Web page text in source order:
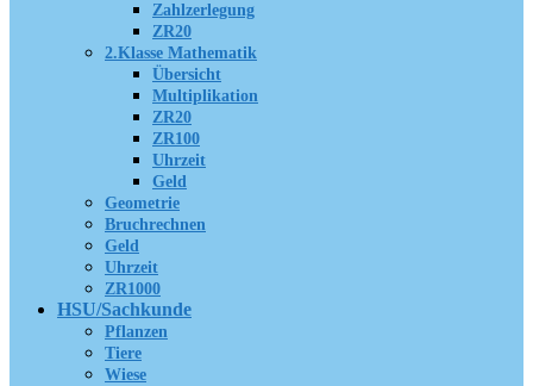
Zahlzerlegung
ZR20
2.Klasse Mathematik
Übersicht
Multiplikation
ZR20
ZR100
Uhrzeit
Geld
Geometrie
Bruchrechnen
Geld
Uhrzeit
ZR1000
HSU/Sachkunde
Pflanzen
Tiere
Wiese